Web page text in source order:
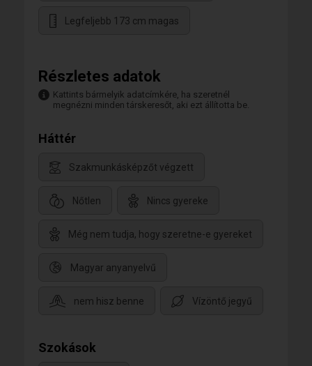
Legfeljebb 173 cm magas
Részletes adatok
Kattints bármelyik adatcímkére, ha szeretnél
megnézni minden társkeresőt, aki ezt állította be.
Háttér
Szakmunkásképzőt végzett
Nőtlen Nincs gyereke
Még nem tudja, hogy szeretne-e gyereket
Magyar anyanyelvű
nem hisz benne Vízöntő jegyű
Szokások